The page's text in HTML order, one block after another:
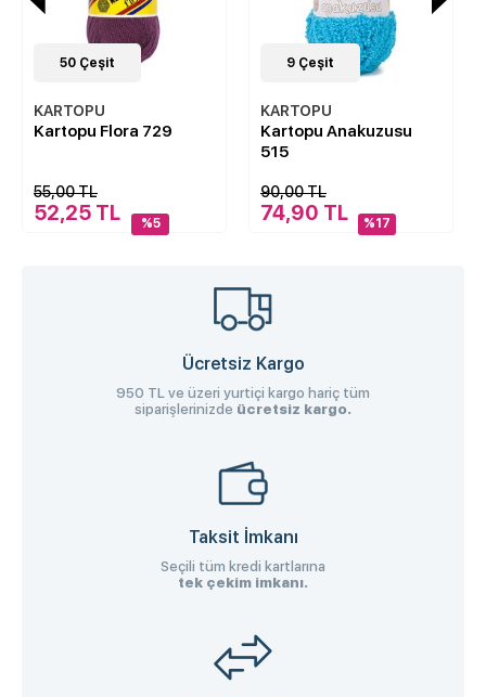
50 Çeşit
KARTOPU
Kartopu Flora 729
55,00 TL
52,25 TL %5
9 Çeşit
KARTOPU
Kartopu Anakuzusu
515
90,00 TL
74,90 TL %17
Ücretsiz Kargo
950 TL ve üzeri yurtiçi kargo hariç tüm
siparişlerinizde ücretsiz kargo.
Taksit İmkanı
Seçili tüm kredi kartlarına
tek çekim imkanı.